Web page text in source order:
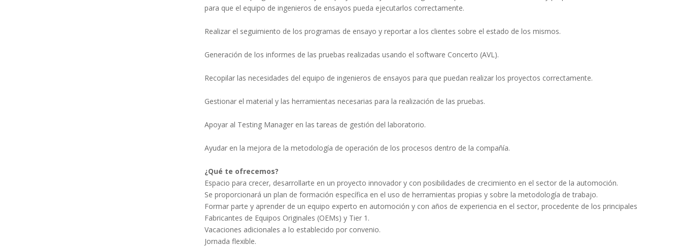
para que el equipo de ingenieros de ensayos pueda ejecutarlos correctamente.
Realizar el seguimiento de los programas de ensayo y reportar a los clientes sobre el estado de los mismos.
Generación de los informes de las pruebas realizadas usando el software Concerto (AVL).
Recopilar las necesidades del equipo de ingenieros de ensayos para que puedan realizar los proyectos correctamente.
Gestionar el material y las herramientas necesarias para la realización de las pruebas.
Apoyar al Testing Manager en las tareas de gestión del laboratorio.
Ayudar en la mejora de la metodología de operación de los procesos dentro de la compañía.
¿Qué te ofrecemos?
Espacio para crecer, desarrollarte en un proyecto innovador y con posibilidades de crecimiento en el sector de la automoción.
Se proporcionará un plan de formación específica en el uso de herramientas propias y sobre la metodología de trabajo.
Formar parte y aprender de un equipo experto en automoción y con años de experiencia en el sector, procedente de los principales
Fabricantes de Equipos Originales (OEMs) y Tier 1.
Vacaciones adicionales a lo establecido por convenio.
Jornada flexible.